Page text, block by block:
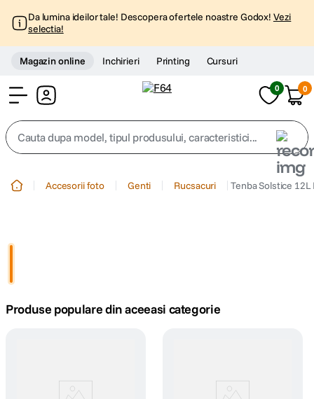
Da lumina ideilor tale! Descopera ofertele noastre Godox! Vezi
selectia!
Magazin online Inchirieri Printing Cursuri
0 0
Cauta dupa model, tipul produsului, caracteristici...
4. peak design
Accesorii foto Genti Rucsacuri Tenba Solstice
Produse populare din aceeasi categorie